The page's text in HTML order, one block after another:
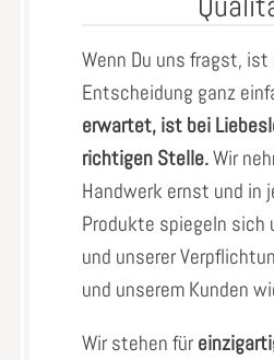
Wenn Du uns fragst, ist
Entscheidung ganz
erwartet, ist bei
richtigen Stelle.Wir
Handwerk ernst und in
Produkte spiegeln sich
und unserer
und unserem Kunden
Wir stehen für